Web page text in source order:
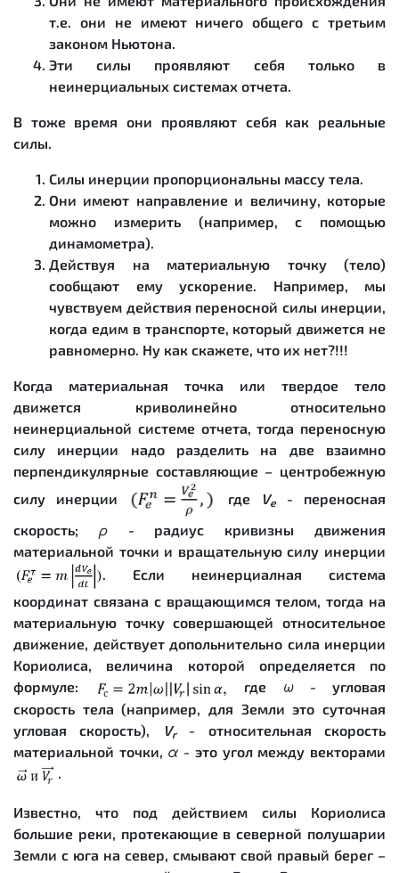
т.е. они не имеют ничего общего с третьим
законом Ньютона.
Эти силы проявляют себя только в
неинерциальных системах отчета.
В тоже время они проявляют себя как реальные
силы.
Силы инерции пропорциональны массу тела.
Они имеют направление и величину, которые
можно измерить (например, с помощью
динамометра).
Действуя на материальную точку (тело)
сообщают ему ускорение. Например, мы
чувствуем действия переносной силы инерции,
когда едим в транспорте, который движется не
равномерно. Ну как скажете, что их нет?!!!
Когда материальная точка или твердое тело
движется криволинейно относительно
неинерциальной системе отчета, тогда переносную
силу инерции надо разделить на две взаимно
перпендикулярные составляющие – центробежную
силу инерции
где Ve- переносная
скорость; ρ - радиус кривизны движения
материальной точки и вращательную силу инерции
. Если неинерциалная система
координат связана с вращающимся телом, тогда на
материальную точку совершающей относительное
движение, действует допольнительно сила инерции
Кориолиса, величина которой определяется по
формуле:
где ω- угловая
скорость тела (например, для Земли это суточная
угловая скорость),
Vr- относительная скорость
материальной точки, α - это угол между векторами
.
Известно, что под действием силы Кориолиса
большие реки, протекающие в северной полушарии
Земли с юга на север, смывают свой правый берег –